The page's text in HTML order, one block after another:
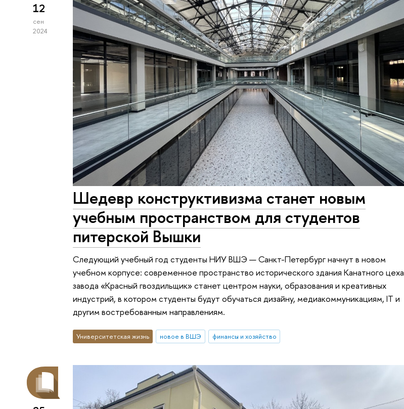
12
сен
2024
Шедевр конструктивизма станет новым
учебным пространством для студентов
питерской Вышки
Следующий учебный год студенты НИУ ВШЭ — Санкт-Петербург начнут в новом
учебном корпусе: современное пространство исторического здания Канатного цеха
завода «Красный гвоздильщик» станет центром науки, образования и креативных
индустрий, в котором студенты будут обучаться дизайну, медиакоммуникациям, IT и
другим востребованным направлениям.
Университетская жизнь новое в ВШЭ финансы и хозяйство